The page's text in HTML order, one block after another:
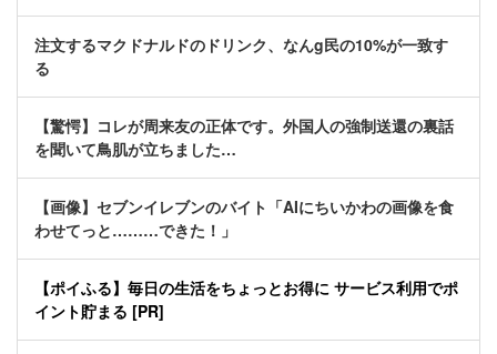
注文するマクドナルドのドリンク、なんg民の10%が一致す
る
【驚愕】コレが周来友の正体です。外国人の強制送還の裏話
を聞いて鳥肌が立ちました…
【画像】セブンイレブンのバイト「AIにちいかわの画像を食
わせてっと………できた！」
【ポイふる】毎日の生活をちょっとお得に サービス利用でポ
イント貯まる [PR]